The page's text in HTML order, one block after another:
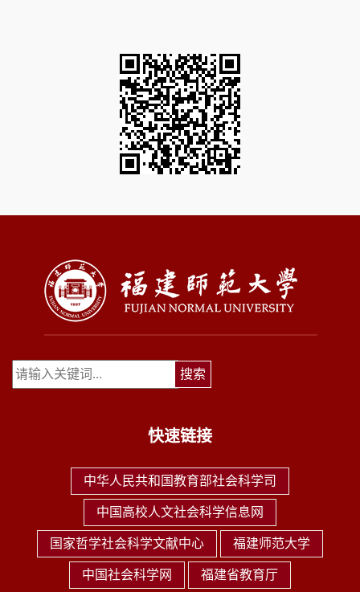
快速链接
中华人民共和国教育部社会科学司
中国高校人文社会科学信息网
国家哲学社会科学文献中心 福建师范大学
中国社会科学网 福建省教育厅